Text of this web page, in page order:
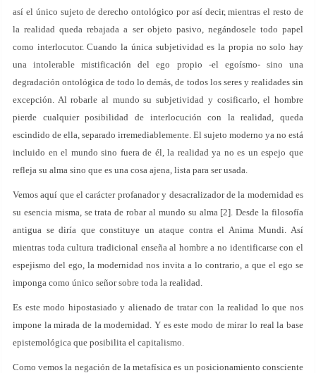
así el único sujeto de derecho ontológico por así decir, mientras el resto de
la realidad queda rebajada a ser objeto pasivo, negándosele todo papel
como interlocutor. Cuando la única subjetividad es la propia no solo hay
una intolerable mistificación del ego propio -el egoísmo- sino una
degradación ontológica de todo lo demás, de todos los seres y realidades sin
excepción. Al robarle al mundo su subjetividad y cosificarlo, el hombre
pierde cualquier posibilidad de interlocución con la realidad, queda
escindido de ella, separado irremediablemente. El sujeto moderno ya no está
incluido en el mundo sino fuera de él, la realidad ya no es un espejo que
refleja su alma sino que es una cosa ajena, lista para ser usada.
Vemos aquí que el carácter profanador y desacralizador de la modernidad es
su esencia misma, se trata de robar al mundo su alma [2]. Desde la filosofía
antigua se diría que constituye un ataque contra el Anima Mundi. Así
mientras toda cultura tradicional enseña al hombre a no identificarse con el
espejismo del ego, la modernidad nos invita a lo contrario, a que el ego se
imponga como único señor sobre toda la realidad.
Es este modo hipostasiado y alienado de tratar con la realidad lo que nos
impone la mirada de la modernidad. Y es este modo de mirar lo real la base
epistemológica que posibilita el capitalismo.
Como vemos la negación de la metafísica es un posicionamiento consciente